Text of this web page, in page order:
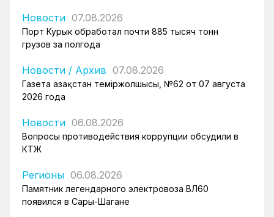
Новости 07.08.2026
Порт Курык обработал почти 885 тысяч тонн
грузов за полгода
Новости / Архив 07.08.2026
Газета Қазақстан теміржолшысы, №62 от 07 августа
2026 года
Новости 06.08.2026
Вопросы противодействия коррупции обсудили в
КТЖ
Регионы 06.08.2026
Памятник легендарного электровоза ВЛ60
появился в Сары-Шагане